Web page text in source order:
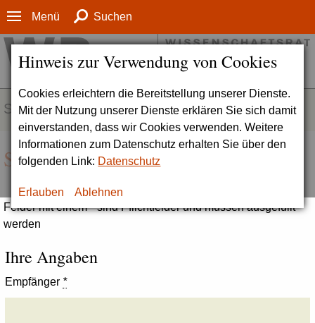
Hinweis zur Verwendung von Cookies
Cookies erleichtern die Bereitstellung unserer Dienste.
Mit der Nutzung unserer Dienste erklären Sie sich damit
einverstanden, dass wir Cookies verwenden. Weitere
Informationen zum Datenschutz erhalten Sie über den
folgenden Link: Datenschutz
Erlauben Ablehnen
Menü Suchen
SERVICE
Seite empfehlen
Felder mit einem * sind Pflichtfelder und müssen ausgefüllt
werden
Ihre Angaben
Empfänger *